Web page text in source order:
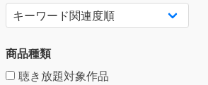
商品種類
聴き放題対象作品